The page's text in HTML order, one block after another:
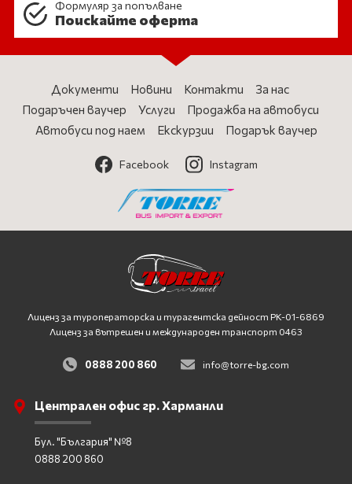
Формуляр за попълване
Поискайте оферта
Документи Новини Контакти
За нас
Подаръчен ваучер
Услуги
Продажба на автобуси
Автобуси под наем
Екскурзии Подарък ваучер
Facebook Instagram
Лиценз за туроператорска и турагентска дейност PK-01-6869
Лиценз за вътрешен и международен транспорт 0463
0888 200 860 info@torre-bg.com
Централен офис гр. Харманли
Бул. "България" №8
0888 200 860